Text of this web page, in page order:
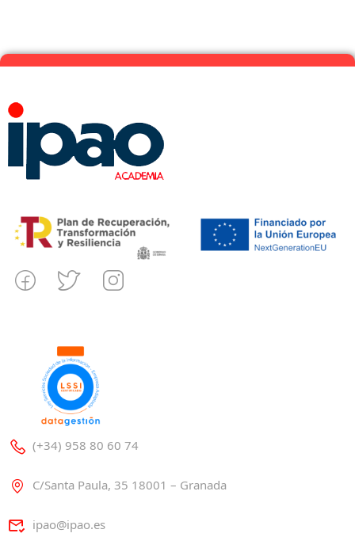
(+34) 958 80 60 74
C/Santa Paula, 35 18001 – Granada
ipao@ipao.es